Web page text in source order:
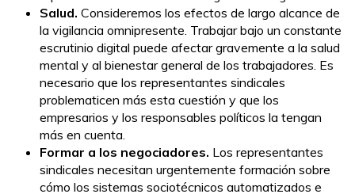
Salud. Consideremos los efectos de largo alcance de
la vigilancia omnipresente. Trabajar bajo un constante
escrutinio digital puede afectar gravemente a la salud
mental y al bienestar general de los trabajadores. Es
necesario que los representantes sindicales
problematicen más esta cuestión y que los
empresarios y los responsables políticos la tengan
más en cuenta.
Formar a los negociadores. Los representantes
sindicales necesitan urgentemente formación sobre
cómo los sistemas sociotécnicos automatizados e